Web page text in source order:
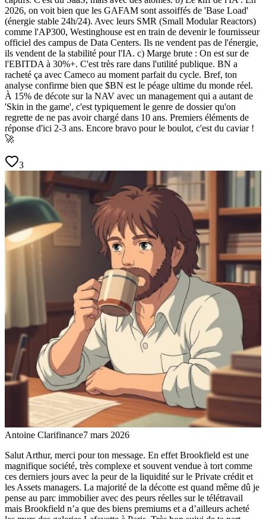
2026, on voit bien que les GAFAM sont assoiffés de 'Base Load'
(énergie stable 24h/24). Avec leurs SMR (Small Modular Reactors)
comme l'AP300, Westinghouse est en train de devenir le fournisseur
officiel des campus de Data Centers. Ils ne vendent pas de l'énergie,
ils vendent de la stabilité pour l'IA. c) Marge brute : On est sur de
l'EBITDA à 30%+. C'est très rare dans l'utilité publique. BN a
racheté ça avec Cameco au moment parfait du cycle. Bref, ton
analyse confirme bien que $BN est le péage ultime du monde réel.
À 15% de décote sur la NAV avec un management qui a autant de
'Skin in the game', c'est typiquement le genre de dossier qu'on
regrette de ne pas avoir chargé dans 10 ans. Premiers éléments de
réponse d'ici 2-3 ans. Encore bravo pour le boulot, c'est du caviar !
🚀
3
Antoine Clarifinance7 mars 2026
Salut Arthur, merci pour ton message. En effet Brookfield est une
magnifique société, très complexe et souvent vendue à tort comme
ces derniers jours avec la peur de la liquidité sur le Private crédit et
les Assets managers. La majorité de la décotte est quand même dû je
pense au parc immobilier avec des peurs réelles sur le télétravail
mais Brookfield n’a que des biens premiums et a d’ailleurs acheté